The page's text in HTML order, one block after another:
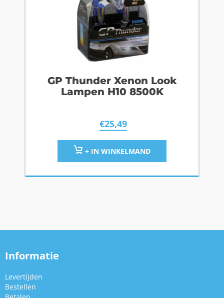
GP Thunder Xenon Look
Lampen H10 8500K
€25,49
+ IN WINKELMAND
Informatie
Levertijden
Bestellen